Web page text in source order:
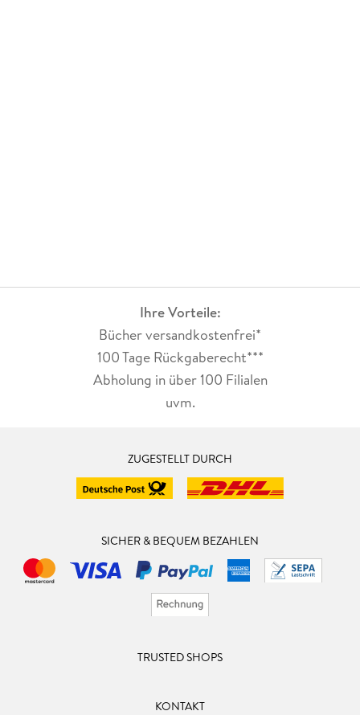
Ihre Vorteile:
Bücher versandkostenfrei*
100 Tage Rückgaberecht***
Abholung in über 100 Filialen
uvm.
ZUGESTELLT DURCH
SICHER & BEQUEM BEZAHLEN
TRUSTED SHOPS
KONTAKT